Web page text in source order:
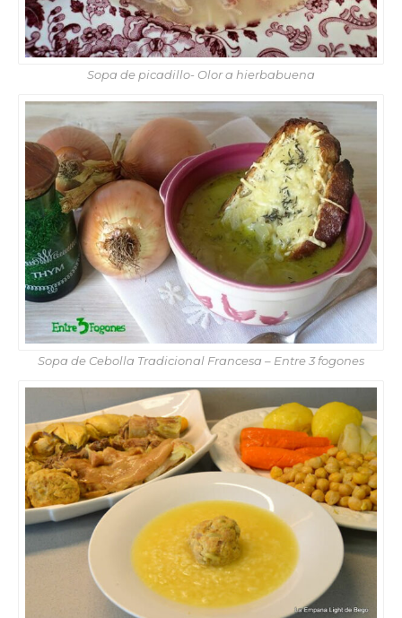
Sopa de picadillo- Olor a hierbabuena
Sopa de Cebolla Tradicional Francesa – Entre 3 fogones